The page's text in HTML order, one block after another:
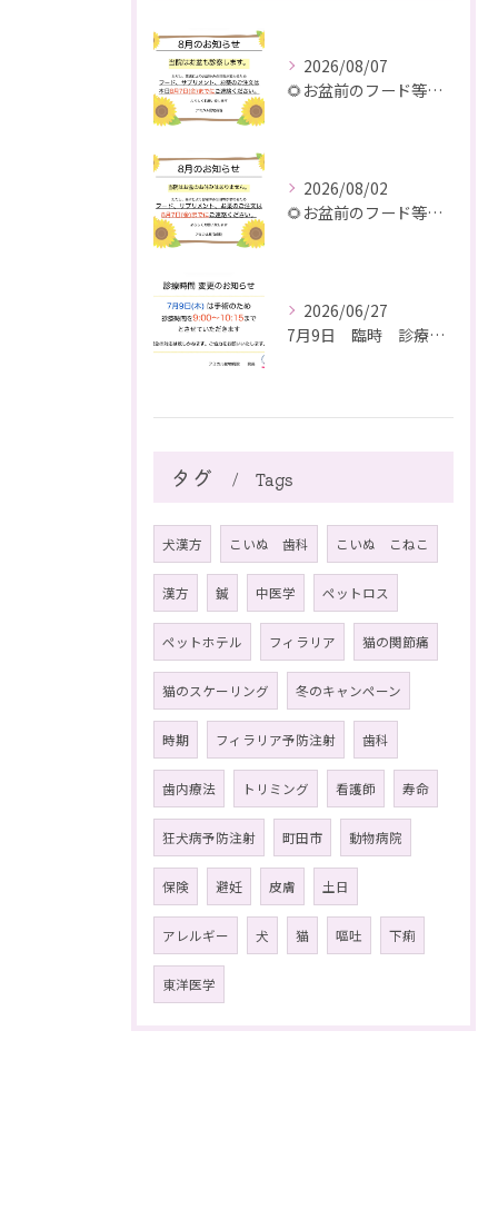
2026/08/07
🌻お盆前のフード等ご注文のご注意
2026/08/02
🌻お盆前のフード等ご注文のご注意
2026/06/27
7月9日 臨時 診療時間短縮のお知らせ
タグ Tags
犬漢方 こいぬ 歯科 こいぬ こねこ
漢方 鍼 中医学 ペットロス
ペットホテル フィラリア 猫の関節痛
猫のスケーリング 冬のキャンペーン
時期 フィラリア予防注射 歯科
歯内療法 トリミング 看護師 寿命
狂犬病予防注射 町田市 動物病院
保険 避妊 皮膚 土日
アレルギー 犬 猫 嘔吐 下痢
東洋医学